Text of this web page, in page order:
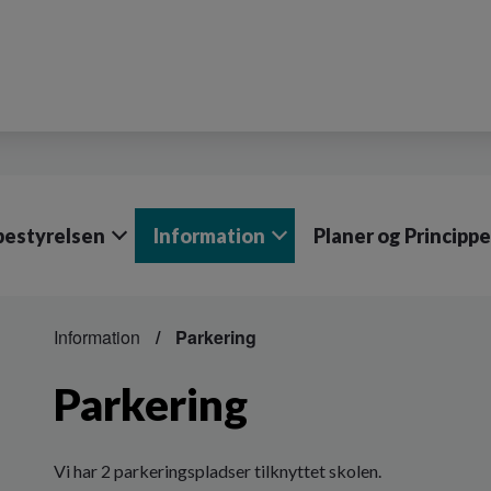
Information Planer og
Information Parkering
Parkering
Vi har 2 parkeringspladser tilknyttet skolen.